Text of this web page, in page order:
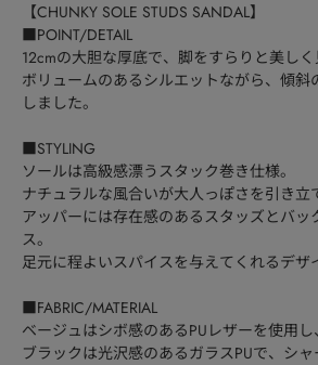
【CHUNKY SOLE STUDS SANDAL】
■POINT/DETAIL
12cmの大胆な厚底で、脚をすらりと美し
ボリュームのあるシルエットながら、傾
しました。
■STYLING
ソールは高級感漂うスタック巻き仕様。
ナチュラルな風合いが大人っぽさを引き立
アッパーには存在感のあるスタッズとバ
ス。
足元に程よいスパイスを与えてくれるデザ
■FABRIC/MATERIAL
ベージュはシボ感のあるPUレザーを使用し
ブラックは光沢感のあるガラスPUで、シ